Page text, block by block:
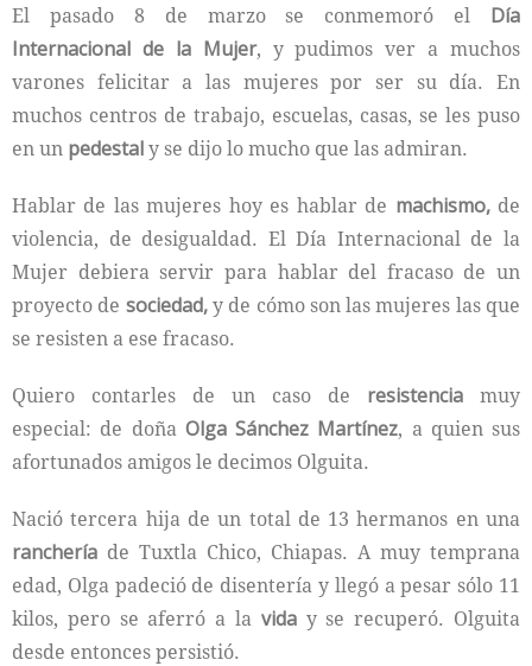
El pasado 8 de marzo se conmemoró el Día
Internacional de la Mujer, y pudimos ver a muchos
varones felicitar a las mujeres por ser su día. En
muchos centros de trabajo, escuelas, casas, se les puso
en un pedestaly se dijo lo mucho que las admiran.
Hablar de las mujeres hoy es hablar de machismo,de
violencia, de desigualdad. El Día Internacional de la
Mujer debiera servir para hablar del fracaso de un
proyecto de sociedad,y de cómo son las mujeres las que
se resisten a ese fracaso.
Quiero contarles de un caso de resistencia muy
especial: de doña Olga Sánchez Martínez, a quien sus
afortunados amigos le decimos Olguita.
Nació tercera hija de un total de 13 hermanos en una
ranchería de Tuxtla Chico, Chiapas. A muy temprana
edad, Olga padeció de disentería y llegó a pesar sólo 11
kilos, pero se aferró a la viday se recuperó. Olguita
desde entonces persistió.